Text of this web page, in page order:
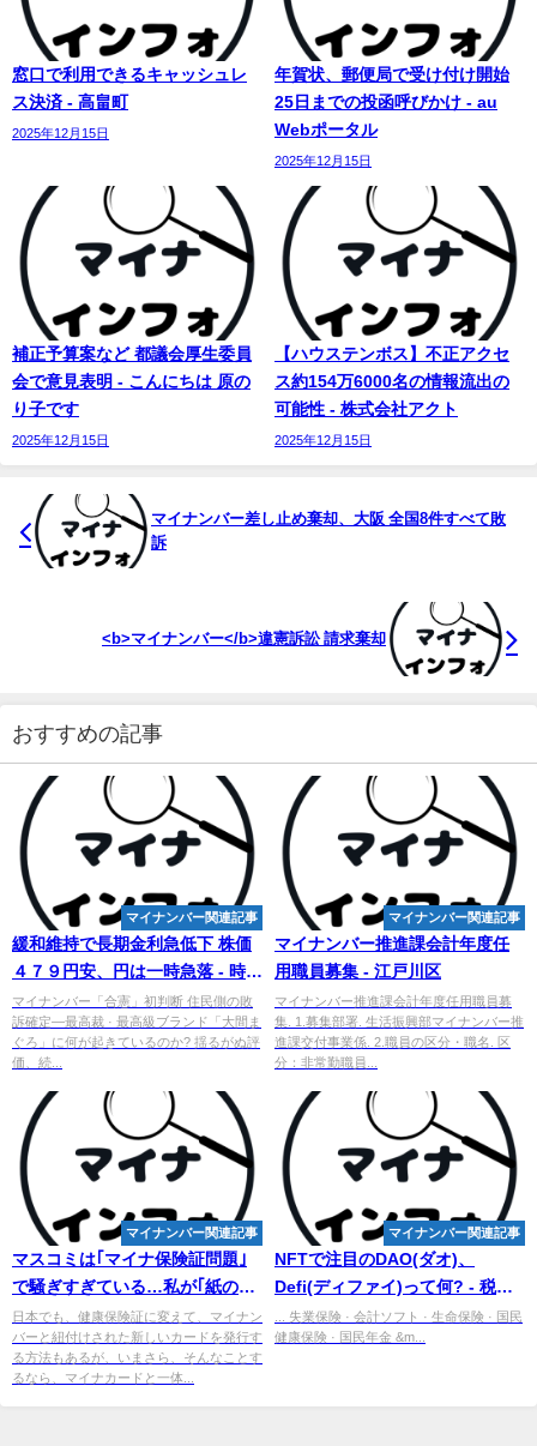
窓口で利用できるキャッシュレ
ス決済 - 高畠町
2025年12月15日
年賀状、郵便局で受け付け開始
25日までの投函呼びかけ - au
Webポータル
2025年12月15日
補正予算案など 都議会厚生委員
会で意見表明 - こんにちは 原の
り子です
2025年12月15日
【ハウステンボス】不正アクセ
ス約154万6000名の情報流出の
可能性 - 株式会社アクト
2025年12月15日
マイナンバー差し止め棄却、大阪 全国8件すべて敗
訴
<b>マイナンバー</b>違憲訴訟 請求棄却
おすすめの記事
マイナンバー関連記事
緩和維持で長期金利急低下 株価
４７９円安、円は一時急落 - 時事
通信
マイナンバー「合憲」初判断 住民側の敗
訴確定―最高裁 · 最高級ブランド「大間ま
ぐろ」に何が起きているのか? 揺るがぬ評
価、続...
マイナンバー関連記事
マイナンバー推進課会計年度任
用職員募集 - 江戸川区
マイナンバー推進課会計年度任用職員募
集. 1.募集部署. 生活振興部マイナンバー推
進課交付事業係. 2.職員の区分・職名. 区
分：非常勤職員...
マイナンバー関連記事
マスコミは｢マイナ保険証問題｣
で騒ぎすぎている…私が｢紙の保
険証は廃止すべき｣と考える ...
日本でも、健康保険証に変えて、マイナン
バーと紐付けされた新しいカードを発行す
る方法もあるが、いまさら、そんなことす
るなら、マイナカードと一体...
マイナンバー関連記事
NFTで注目のDAO(ダオ)、
Defi(ディファイ)って何? - 税理
士紹介センタービスカス
... 失業保険 · 会計ソフト · 生命保険 · 国民
健康保険 · 国民年金 &m...